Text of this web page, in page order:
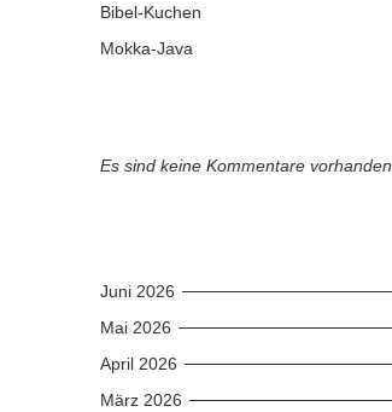
Bibel-Kuchen
Mokka-Java
Es sind keine Kommentare vorhanden.
Juni 2026
Mai 2026
April 2026
März 2026